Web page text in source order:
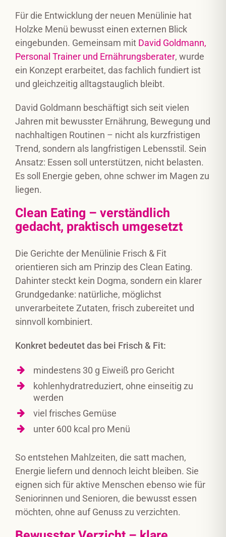
Für die Entwicklung der neuen Menülinie hat
Holzke Menü bewusst einen externen Blick
eingebunden. Gemeinsam mit David Goldmann,
Personal Trainer und Ernährungsberater, wurde
ein Konzept erarbeitet, das fachlich fundiert ist
und gleichzeitig alltagstauglich bleibt.
David Goldmann beschäftigt sich seit vielen
Jahren mit bewusster Ernährung, Bewegung und
nachhaltigen Routinen – nicht als kurzfristigen
Trend, sondern als langfristigen Lebensstil. Sein
Ansatz: Essen soll unterstützen, nicht belasten.
Es soll Energie geben, ohne schwer im Magen zu
liegen.
Clean Eating – verständlich
gedacht, praktisch umgesetzt
Die Gerichte der Menülinie Frisch & Fit
orientieren sich am Prinzip des Clean Eating.
Dahinter steckt kein Dogma, sondern ein klarer
Grundgedanke: natürliche, möglichst
unverarbeitete Zutaten, frisch zubereitet und
sinnvoll kombiniert.
Konkret bedeutet das bei Frisch & Fit:
mindestens 30 g Eiweiß pro Gericht
kohlenhydratreduziert, ohne einseitig zu
werden
viel frisches Gemüse
unter 600 kcal pro Menü
So entstehen Mahlzeiten, die satt machen,
Energie liefern und dennoch leicht bleiben. Sie
eignen sich für aktive Menschen ebenso wie für
Seniorinnen und Senioren, die bewusst essen
möchten, ohne auf Genuss zu verzichten.